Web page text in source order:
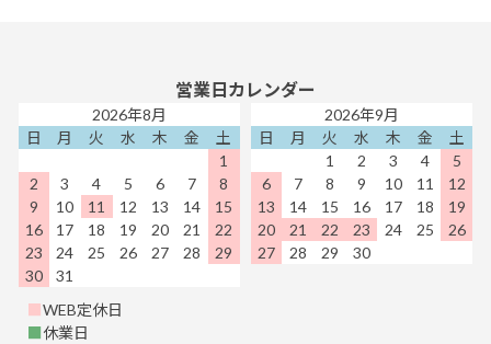
営業日カレンダー
2026年8月
日
月 火 水 木 金
土
1
2
3 4 5 6 7
8
9
10 11 12 13 14
15
16
17 18 19 20 21
22
23
24 25 26 27 28
29
30
31
2026年9月
日
月 火 水 木 金
土
1
2 3 4
5
6
7 8 9 10 11
12
13
14 15 16 17 18
19
20
21 22 23 24 25
26
27
28 29 30
■WEB定休日
■休業日